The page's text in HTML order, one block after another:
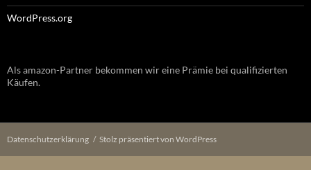
WordPress.org
Als amazon-Partner bekommen wir eine Prämie bei qualifizierten
Käufen.
Datenschutzerklärung Stolz präsentiert von WordPress